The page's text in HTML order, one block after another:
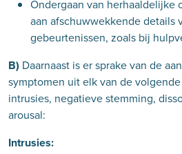
Ondergaan van herhaaldelijke
aan afschuwwekkende details
gebeurtenissen, zoals bij
B) Daarnaast is er sprake van de
symptomen uit elk van de
intrusies, negatieve stemming,
arousal:
Intrusies: